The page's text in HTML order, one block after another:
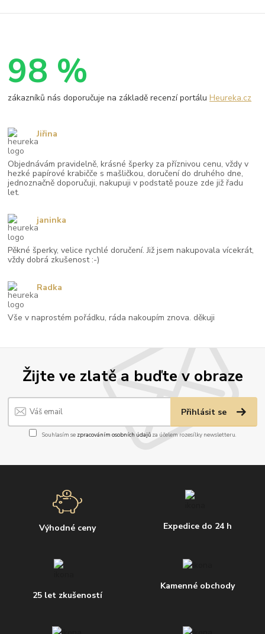
Žijte ve zlatě a buďte v obraze
Přihlásit se
Souhlasím se zpracováním osobních údajůza účelem rozesílky newsletteru.
Výhodné ceny Expedice do 24 h
25 let zkušeností
Kamenné obchody
98 %
zákazníků nás doporučuje na základě recenzí portáluHeureka.cz
Objednávám pravidelně, krásné šperky za příznivou cenu, vždy v
hezké papírové krabičče s mašličkou, doručení do druhého dne,
jednoznačně doporučuji, nakupuji v podstatě pouze zde již řadu
let.
Jiřina
Pěkné šperky, velice rychlé doručení. Již jsem nakupovala vícekrát,
vždy dobrá zkušenost :-)
janinka
Vše v naprostém pořádku, ráda nakoupím znova. děkuji
Radka